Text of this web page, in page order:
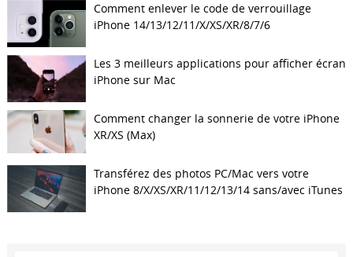
Comment enlever le code de verrouillage
iPhone 14/13/12/11/X/XS/XR/8/7/6
Les 3 meilleurs applications pour afficher écran
iPhone sur Mac
Comment changer la sonnerie de votre iPhone
XR/XS (Max)
Transférez des photos PC/Mac vers votre
iPhone 8/X/XS/XR/11/12/13/14 sans/avec iTunes